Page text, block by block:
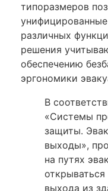
типоразмеров
различных
решения
обеспечению
эргономики
В
«Системы
защиты.
выходы»,
на путях
выхода из